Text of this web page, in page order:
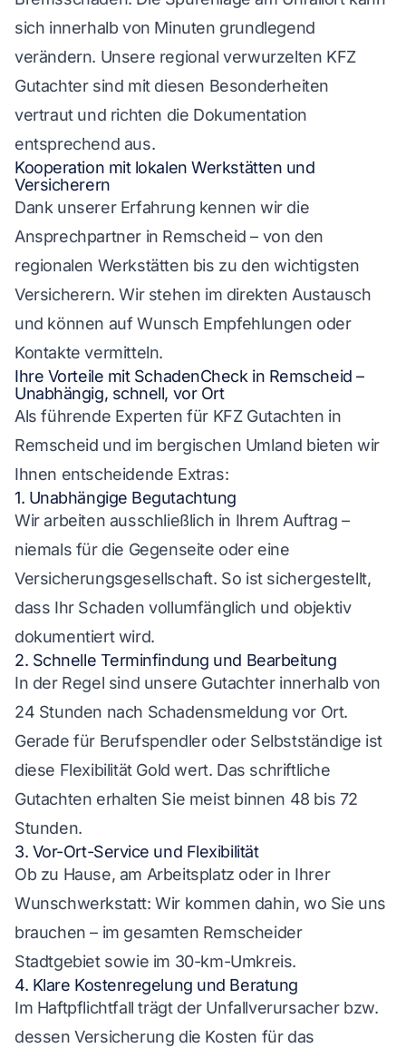
sich innerhalb von Minuten grundlegend
verändern. Unsere regional verwurzelten KFZ
Gutachter sind mit diesen Besonderheiten
vertraut und richten die Dokumentation
entsprechend aus.
Kooperation mit lokalen Werkstätten und
Versicherern
Dank unserer Erfahrung kennen wir die
Ansprechpartner in Remscheid – von den
regionalen Werkstätten bis zu den wichtigsten
Versicherern. Wir stehen im direkten Austausch
und können auf Wunsch Empfehlungen oder
Kontakte vermitteln.
Ihre Vorteile mit SchadenCheck in Remscheid –
Unabhängig, schnell, vor Ort
Als führende Experten für KFZ Gutachten in
Remscheid und im bergischen Umland bieten wir
Ihnen entscheidende Extras:
1. Unabhängige Begutachtung
Wir arbeiten ausschließlich in Ihrem Auftrag –
niemals für die Gegenseite oder eine
Versicherungsgesellschaft. So ist sichergestellt,
dass Ihr Schaden vollumfänglich und objektiv
dokumentiert wird.
2. Schnelle Terminfindung und Bearbeitung
In der Regel sind unsere Gutachter innerhalb von
24 Stunden nach Schadensmeldung vor Ort.
Gerade für Berufspendler oder Selbstständige ist
diese Flexibilität Gold wert. Das schriftliche
Gutachten erhalten Sie meist binnen 48 bis 72
Stunden.
3. Vor-Ort-Service und Flexibilität
Ob zu Hause, am Arbeitsplatz oder in Ihrer
Wunschwerkstatt: Wir kommen dahin, wo Sie uns
brauchen – im gesamten Remscheider
Stadtgebiet sowie im 30-km-Umkreis.
4. Klare Kostenregelung und Beratung
Im Haftpflichtfall trägt der Unfallverursacher bzw.
dessen Versicherung die Kosten für das